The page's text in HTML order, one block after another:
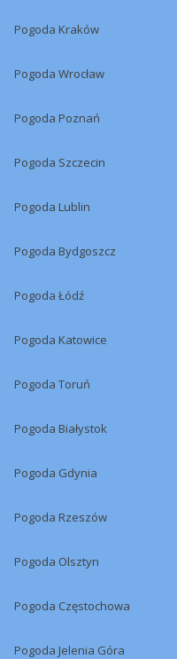
Pogoda Kraków
Pogoda Wrocław
Pogoda Poznań
Pogoda Szczecin
Pogoda Lublin
Pogoda Bydgoszcz
Pogoda Łódź
Pogoda Katowice
Pogoda Toruń
Pogoda Białystok
Pogoda Gdynia
Pogoda Rzeszów
Pogoda Olsztyn
Pogoda Częstochowa
Pogoda Jelenia Góra